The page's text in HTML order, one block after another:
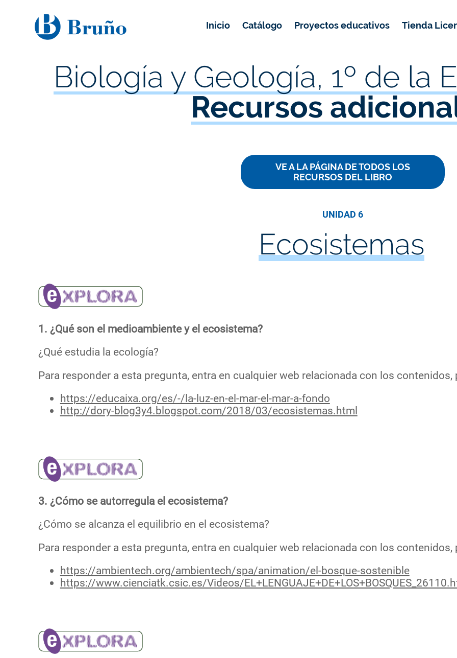
Inicio Catálogo Proyectos educativos Tienda
Biología y Geología, 1º de la
Recursos
VE A LA PÁGINA DE TODOS LOS
RECURSOS DEL LIBRO
UNIDAD 6
Ecosistemas
1. ¿Qué son el medioambiente y el ecosistema?
¿Qué estudia la ecología?
Para responder a esta pregunta, entra en cualquier web relacionada con los contenidos,
https://educaixa.org/es/-/la-luz-en-el-mar-el-mar-a-fondo
http://dory-blog3y4.blogspot.com/2018/03/ecosistemas.html
3. ¿Cómo se autorregula el ecosistema?
¿Cómo se alcanza el equilibrio en el ecosistema?
Para responder a esta pregunta, entra en cualquier web relacionada con los contenidos,
https://ambientech.org/ambientech/spa/animation/el-bosque-sostenible
https://www.cienciatk.csic.es/Videos/